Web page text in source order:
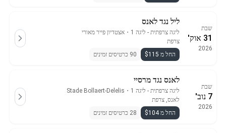
שבת
31 אוק'
2026
ליל נגד לאנס
ליגה צרפתית - ליגה 1 ・ אצטדיון פייר מאורי
צרפת
החל מ $115
90 כרטיסים זמינים
שבת
7 נוב'
2026
לאנס נגד מרסיי
ליגה צרפתית - ליגה 1 ・
Stade Bollaert-Delelis
לאנס, צרפת
החל מ $104
28 כרטיסים זמינים